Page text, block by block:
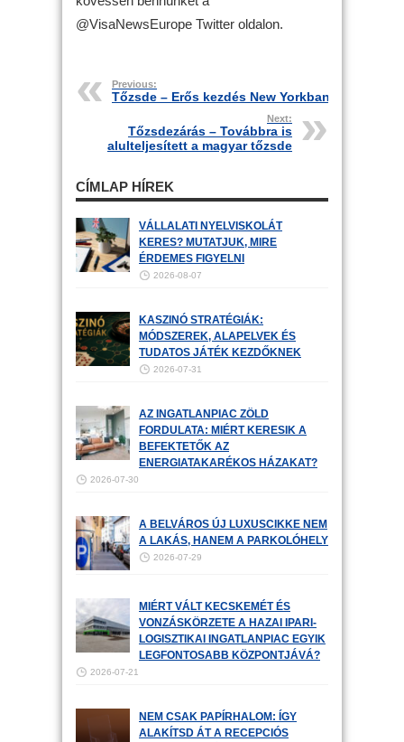
@VisaNewsEurope Twitter oldalon.
Previous:
Tőzsde – Erős kezdés New Yorkban
Next:
Tőzsdezárás – Továbbra is
alulteljesített a magyar tőzsde
CÍMLAP HÍREK
VÁLLALATI NYELVISKOLÁT
KERES? MUTATJUK, MIRE
ÉRDEMES FIGYELNI
2026-08-07
KASZINÓ STRATÉGIÁK:
MÓDSZEREK, ALAPELVEK ÉS
TUDATOS JÁTÉK KEZDŐKNEK
2026-07-31
AZ INGATLANPIAC ZÖLD
FORDULATA: MIÉRT KERESIK A
BEFEKTETŐK AZ
ENERGIATAKARÉKOS HÁZAKAT?
2026-07-30
A BELVÁROS ÚJ LUXUSCIKKE NEM
A LAKÁS, HANEM A PARKOLÓHELY
2026-07-29
MIÉRT VÁLT KECSKEMÉT ÉS
VONZÁSKÖRZETE A HAZAI IPARI-
LOGISZTIKAI INGATLANPIAC EGYIK
LEGFONTOSABB KÖZPONTJÁVÁ?
2026-07-21
NEM CSAK PAPÍRHALOM: ÍGY
ALAKÍTSD ÁT A RECEPCIÓS